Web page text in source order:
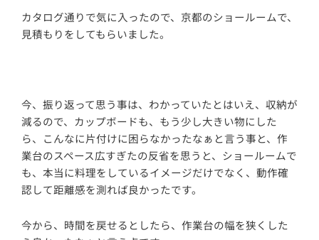
カタログ通りで気に入ったので、京都のショールームで、
見積もりをしてもらいました。
今、振り返って思う事は、わかっていたとはいえ、収納が
減るので、カップボードも、もう少し大きい物にした
ら、こんなに片付けに困らなかったなぁと言う事と、作
業台のスペース広すぎたの反省を思うと、ショールームで
も、本当に料理をしているイメージだけでなく、動作確
認して距離感を測れば良かったです。
今から、時間を戻せるとしたら、作業台の幅を狭くした